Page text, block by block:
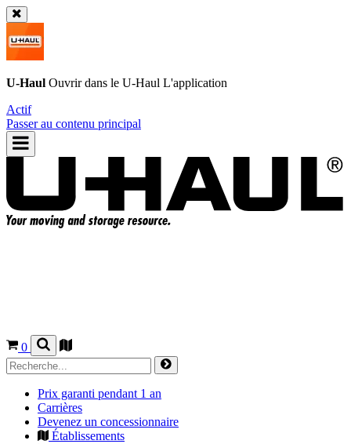
U-Haul Ouvrir dans le U-Haul L'application
Actif
Passer au contenu principal
0
Prix garanti pendant 1 an
Carrières
Devenez un concessionnaire
Établissements